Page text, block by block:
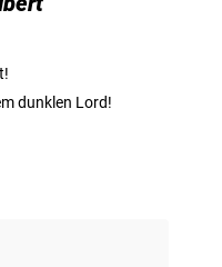
dunklen Lord!